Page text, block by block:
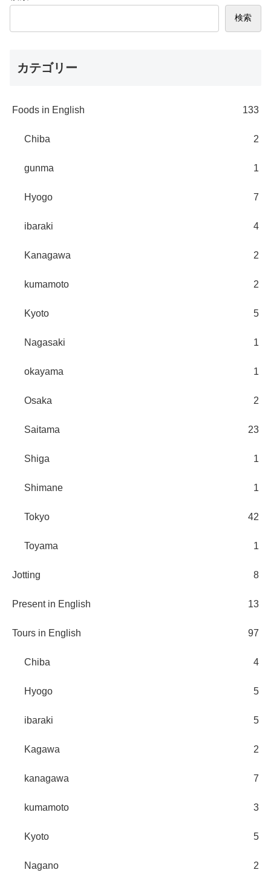
検索
カテゴリー
Foods in English 133
Chiba 2
gunma 1
Hyogo 7
ibaraki 4
Kanagawa 2
kumamoto 2
Kyoto 5
Nagasaki 1
okayama 1
Osaka 2
Saitama 23
Shiga 1
Shimane 1
Tokyo 42
Toyama 1
Jotting 8
Present in English 13
Tours in English 97
Chiba 4
Hyogo 5
ibaraki 5
Kagawa 2
kanagawa 7
kumamoto 3
Kyoto 5
Nagano 2